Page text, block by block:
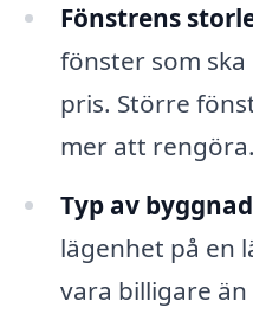
Fönstrens
fönster som
pris. Större
mer att rengöra.
Typ av
lägenhet på en
vara billigare